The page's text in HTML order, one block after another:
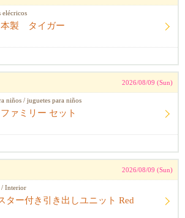
elécricos
製 タイガー
2026/08/09 (Sun)
niños / juguetes para niños
ァミリー セット
2026/08/09 (Sun)
/ Interior
ター付き引き出しユニット Red